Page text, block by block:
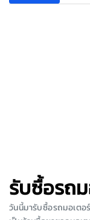
รับซื้อรถ
วันนี้มารับซื้อรถมอเต